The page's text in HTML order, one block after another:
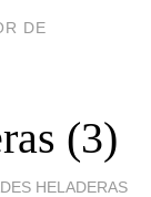
DE
(3)
HELADERAS